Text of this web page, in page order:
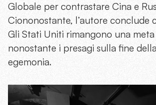
Globale per contrastare Cina e
Ciononostante, l’autore conclude
Gli Stati Uniti rimangono una
nonostante i presagi sulla fine
egemonia.